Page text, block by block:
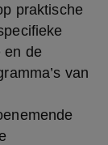
praktische
en de
van